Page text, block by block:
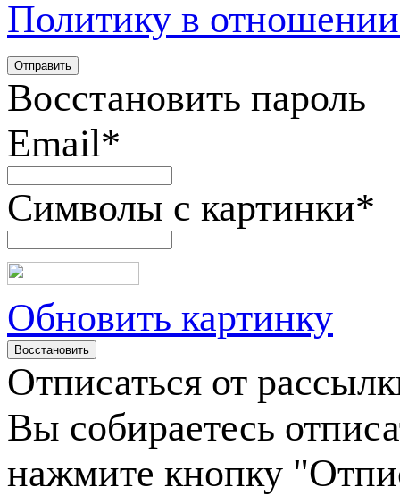
Политику в
Восстановить пароль
Email*
Символы с картинки*
Обновить картинку
Отписаться от
Вы собираетесь
нажмите кнопку